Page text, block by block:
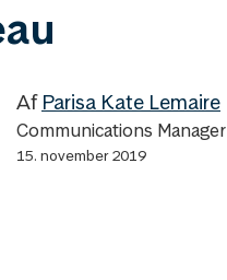
Af Parisa Kate Lemaire
Communications Manager
15. november 2019